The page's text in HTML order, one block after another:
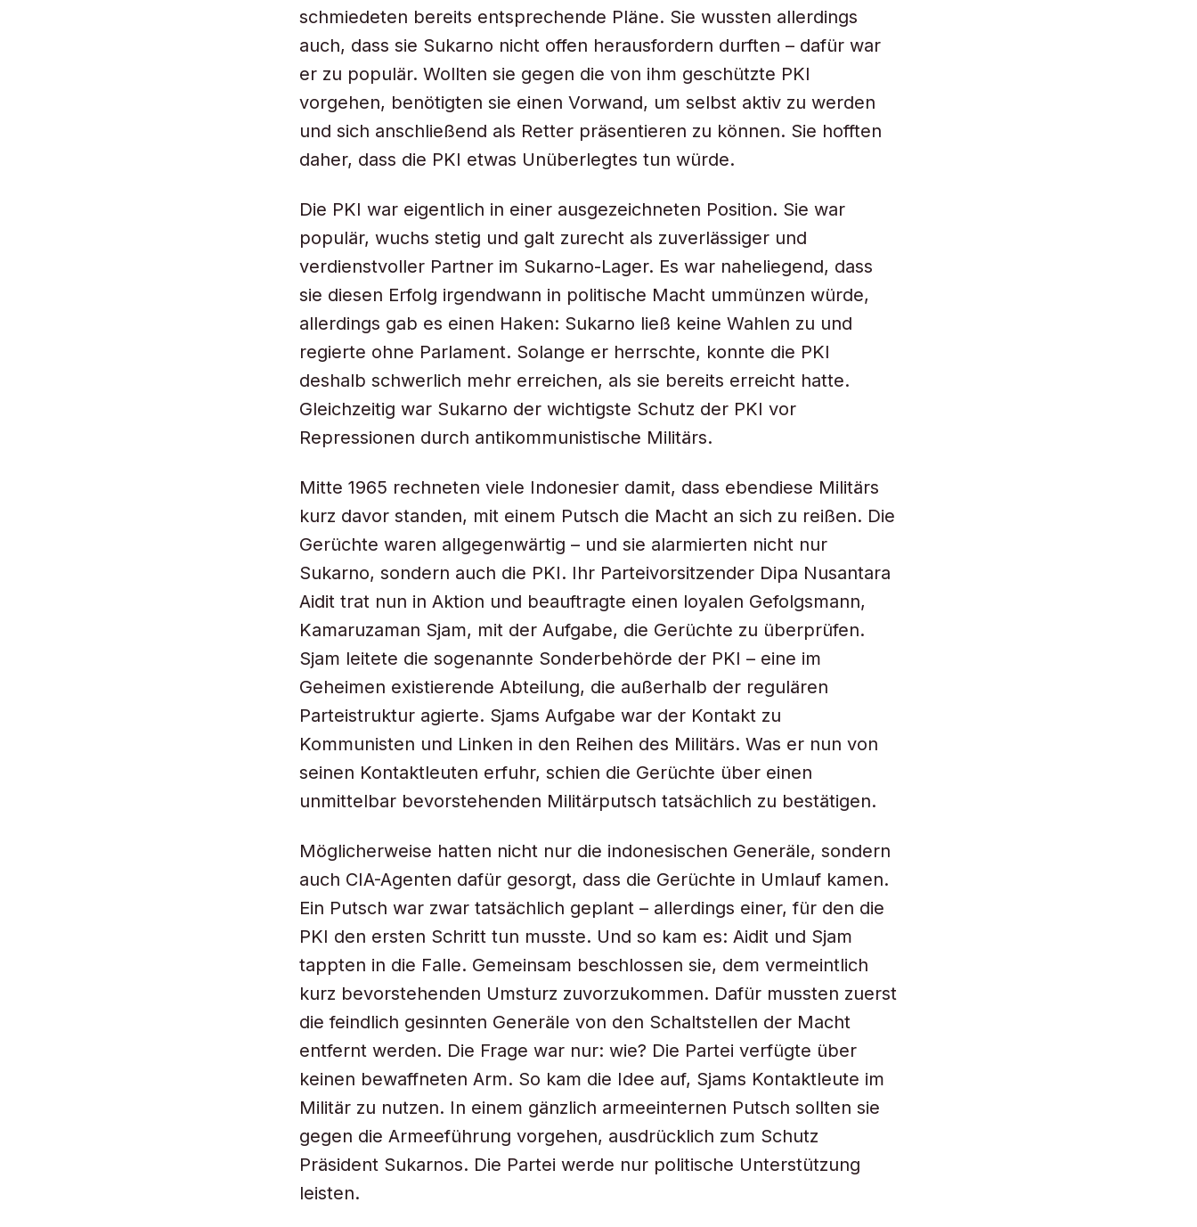
schmiedeten bereits entsprechende Pläne. Sie wussten allerdings
auch, dass sie Sukarno nicht offen herausfordern durften – dafür war
er zu populär. Wollten sie gegen die von ihm geschützte PKI
vorgehen, benötigten sie einen Vorwand, um selbst aktiv zu werden
und sich anschließend als Retter präsentieren zu können. Sie hofften
daher, dass die PKI etwas Unüberlegtes tun würde.
Die PKI war eigentlich in einer ausgezeichneten Position. Sie war
populär, wuchs stetig und galt zurecht als zuverlässiger und
verdienstvoller Partner im Sukarno-Lager. Es war naheliegend, dass
sie diesen Erfolg irgendwann in politische Macht ummünzen würde,
allerdings gab es einen Haken: Sukarno ließ keine Wahlen zu und
regierte ohne Parlament. Solange er herrschte, konnte die PKI
deshalb schwerlich mehr erreichen, als sie bereits erreicht hatte.
Gleichzeitig war Sukarno der wichtigste Schutz der PKI vor
Repressionen durch antikommunistische Militärs.
Mitte 1965 rechneten viele Indonesier damit, dass ebendiese Militärs
kurz davor standen, mit einem Putsch die Macht an sich zu reißen. Die
Gerüchte waren allgegenwärtig – und sie alarmierten nicht nur
Sukarno, sondern auch die PKI. Ihr Parteivorsitzender Dipa Nusantara
Aidit trat nun in Aktion und beauftragte einen loyalen Gefolgsmann,
Kamaruzaman Sjam, mit der Aufgabe, die Gerüchte zu überprüfen.
Sjam leitete die sogenannte Sonderbehörde der PKI – eine im
Geheimen existierende Abteilung, die außerhalb der regulären
Parteistruktur agierte. Sjams Aufgabe war der Kontakt zu
Kommunisten und Linken in den Reihen des Militärs. Was er nun von
seinen Kontaktleuten erfuhr, schien die Gerüchte über einen
unmittelbar bevorstehenden Militärputsch tatsächlich zu bestätigen.
Möglicherweise hatten nicht nur die indonesischen Generäle, sondern
auch CIA-Agenten dafür gesorgt, dass die Gerüchte in Umlauf kamen.
Ein Putsch war zwar tatsächlich geplant – allerdings einer, für den die
PKI den ersten Schritt tun musste. Und so kam es: Aidit und Sjam
tappten in die Falle. Gemeinsam beschlossen sie, dem vermeintlich
kurz bevorstehenden Umsturz zuvorzukommen. Dafür mussten zuerst
die feindlich gesinnten Generäle von den Schaltstellen der Macht
entfernt werden. Die Frage war nur: wie? Die Partei verfügte über
keinen bewaffneten Arm. So kam die Idee auf, Sjams Kontaktleute im
Militär zu nutzen. In einem gänzlich armeeinternen Putsch sollten sie
gegen die Armeeführung vorgehen, ausdrücklich zum Schutz
Präsident Sukarnos. Die Partei werde nur politische Unterstützung
leisten.